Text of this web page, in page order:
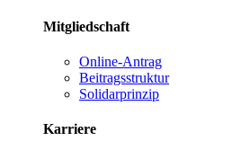
Mitgliedschaft
Online-Antrag
Beitragsstruktur
Solidarprinzip
Karriere